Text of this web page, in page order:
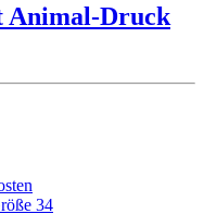
Animal-Druck